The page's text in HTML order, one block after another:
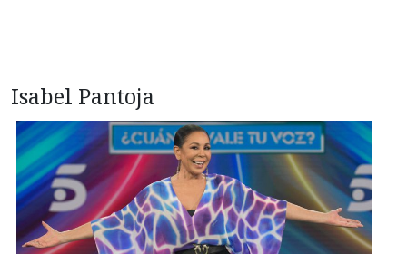
Isabel Pantoja